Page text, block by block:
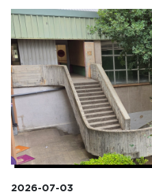
Irudia
2026-07-03